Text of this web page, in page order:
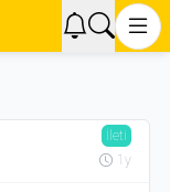
İleti
1y